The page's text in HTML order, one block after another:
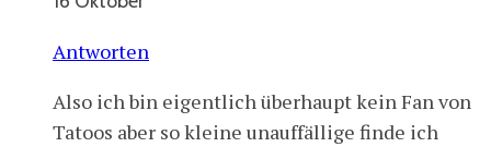
Antworten
Also ich bin eigentlich überhaupt kein Fan von
Tatoos aber so kleine unauffällige finde ich